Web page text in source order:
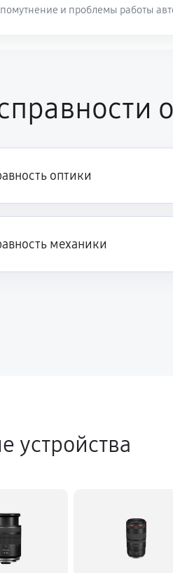
помутнение и проблемы работы
оптики
механики
устройства